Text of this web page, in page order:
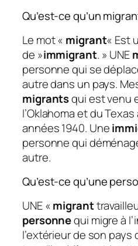
Qu’est-ce qu’un
Le mot « migrant« Est
de »immigrant. » UNE
personne qui se
autre dans un pays.
migrantsqui est venu
l’Oklahoma et du
années 1940. Une
personne qui
autre.
Qu’est-ce qu’une
UNE «migrant
personnequi migre à
l’extérieur de son pays